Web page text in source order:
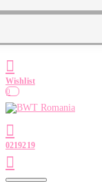
0